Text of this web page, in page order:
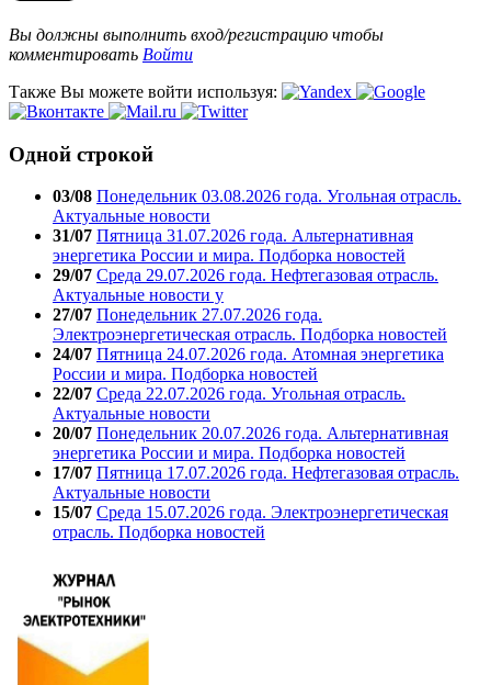
Вы должны выполнить вход/регистрацию чтобы
комментировать Войти
Также Вы можете войти используя:
Одной строкой
03/08 Понедельник 03.08.2026 года. Угольная отрасль.
Актуальные новости
31/07 Пятница 31.07.2026 года. Альтернативная
энергетика России и мира. Подборка новостей
29/07 Среда 29.07.2026 года. Нефтегазовая отрасль.
Актуальные новости у
27/07 Понедельник 27.07.2026 года.
Электроэнергетическая отрасль. Подборка новостей
24/07 Пятница 24.07.2026 года. Атомная энергетика
России и мира. Подборка новостей
22/07 Среда 22.07.2026 года. Угольная отрасль.
Актуальные новости
20/07 Понедельник 20.07.2026 года. Альтернативная
энергетика России и мира. Подборка новостей
17/07 Пятница 17.07.2026 года. Нефтегазовая отрасль.
Актуальные новости
15/07 Среда 15.07.2026 года. Электроэнергетическая
отрасль. Подборка новостей